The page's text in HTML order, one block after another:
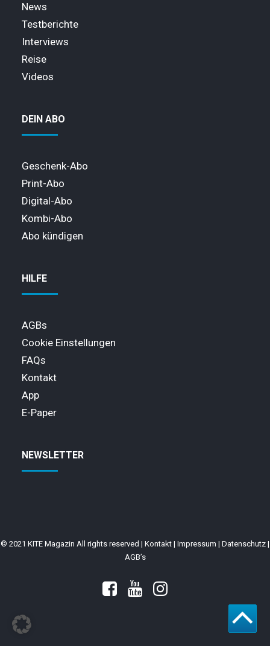
News
Testberichte
Interviews
Reise
Videos
DEIN ABO
Geschenk-Abo
Print-Abo
Digital-Abo
Kombi-Abo
Abo kündigen
HILFE
AGBs
Cookie Einstellungen
FAQs
Kontakt
App
E-Paper
NEWSLETTER
© 2021 KITE Magazin All rights reserved | Kontakt | Impressum | Datenschutz |
AGB’s